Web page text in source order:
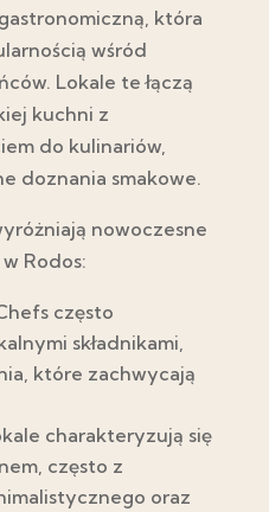
która
wśród
Lokale te łączą
kuchni z
do kulinariów,
doznania smakowe.
nowoczesne
Rodos:
często
składnikami,
które zachwycają
charakteryzują się
często z
oraz